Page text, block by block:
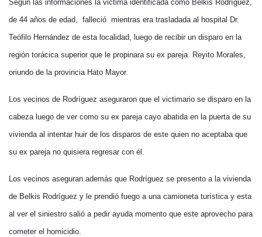
Según las informaciones la victima identificada como Belkis Rodríguez,
de 44 años de edad, falleció mientras era trasladada al hospital Dr.
Teófilo Hernández de esta localidad, luego de recibir un disparo en la
región torácica superior que le propinara su ex pareja Reyito Morales,
oriundo de la provincia Hato Mayor.
Los vecinos de Rodríguez aseguraron que el victimario se disparo en la
cabeza luego de ver como su ex pareja cayo abatida en la puerta de su
vivienda al intentar huir de los disparos de este quien no aceptaba que
su ex pareja no quisiera regresar con él.
Los vecinos aseguran además que Rodríguez se presento a la vivienda
de Belkis Rodríguez y le prendió fuego a una camioneta turística y esta
al ver el siniestro salió a pedir ayuda momento que este aprovecho para
cometer el homicidio.